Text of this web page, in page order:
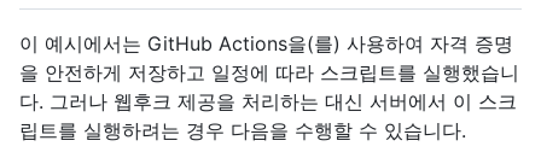
이 예시에서는 GitHub Actions을(를) 사용하여 자격 증명
을 안전하게 저장하고 일정에 따라 스크립트를 실행했습니
다. 그러나 웹후크 제공을 처리하는 대신 서버에서 이 스크
립트를 실행하려는 경우 다음을 수행할 수 있습니다.